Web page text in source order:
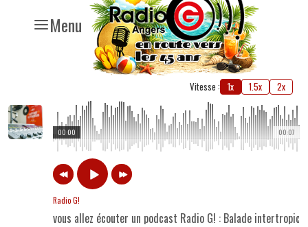
Menu
Vitesse : 1x 1.5x 2x
00:07
00:00
Radio G!
vous allez écouter un podcast Radio G! : Balade